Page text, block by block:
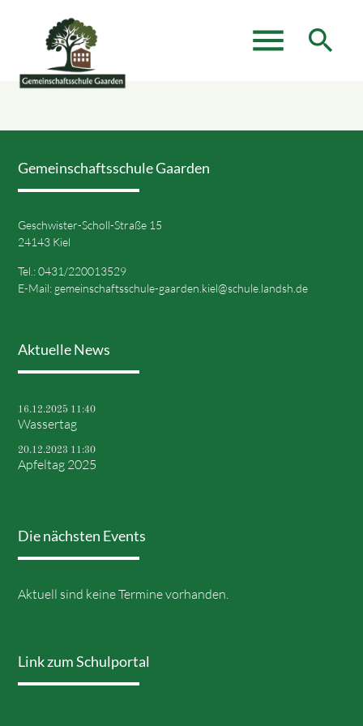
menu search
Gemeinschaftsschule Gaarden
Geschwister-Scholl-Straße 15
24143 Kiel
Tel.: 0431/220013529
E-Mail: gemeinschaftsschule-gaarden.kiel@schule.landsh.de
Aktuelle News
16.12.2025 11:40
Wassertag
20.12.2023 11:30
Apfeltag 2025
Die nächsten Events
Aktuell sind keine Termine vorhanden.
Link zum Schulportal